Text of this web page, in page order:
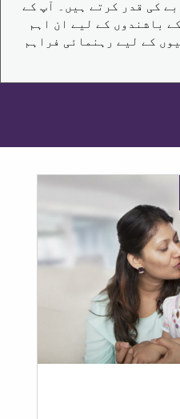
کی قدر کرتے ہیں۔ آپ کے
باشندوں کے لیے ان اہم
کے لیے رہنمائی فراہم